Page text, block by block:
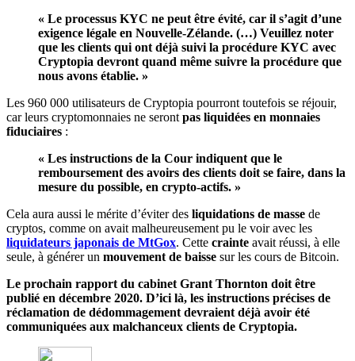
« Le processus KYC ne peut être évité, car il s’agit d’une
exigence légale en Nouvelle-Zélande. (…) Veuillez noter
que les clients qui ont déjà suivi la procédure KYC avec
Cryptopia devront quand même suivre la procédure que
nous avons établie. »
Les 960 000 utilisateurs de Cryptopia pourront toutefois se réjouir,
car leurs cryptomonnaies ne serontpas liquidées en monnaies
fiduciaires :
« Les instructions de la Cour indiquent que le
remboursement des avoirs des clients doit se faire, dans la
mesure du possible, en crypto-actifs. »
Cela aura aussi le mérite d’éviter des liquidations de masse de
cryptos, comme on avait malheureusement pu le voir avec les
liquidateurs japonais de MtGox. Cette crainte avait réussi, à elle
seule, à générer un mouvement de baisse sur les cours de Bitcoin.
Le prochain rapport du cabinet Grant Thornton doit être
publié en décembre 2020. D’ici là, les instructions précises de
réclamation de dédommagement devraient déjà avoir été
communiquées aux malchanceux clients de Cryptopia.